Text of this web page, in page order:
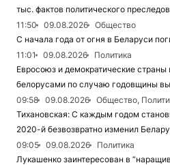
тыс. фактов политического
11:50
09.08.2026
Общество
С начала года от огня в Беларуси
11:01
09.08.2026
Политика
Евросоюз и демократические
белорусами по случаю годовщины
09:58
09.08.2026
Общество,
Тихановская: С каждым годом
2020-й безвозвратно изменил
09:05
09.08.2026
Политика
Лукашенко заинтересован в